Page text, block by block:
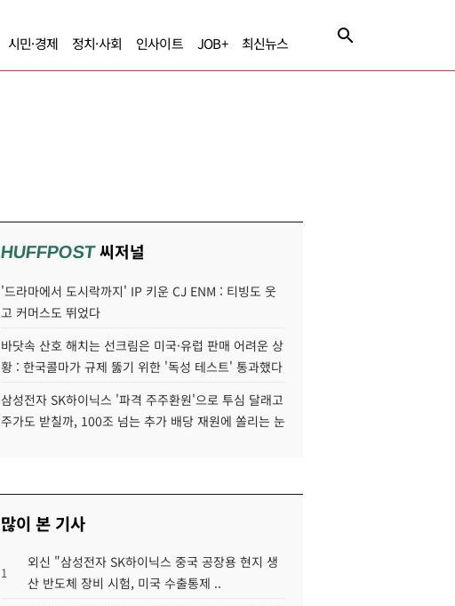
시민·경제 정치·사회 인사이트 JOB+ 최신뉴스
HUFFPOST씨저널
'드라마에서 도시락까지' IP 키운 CJ ENM : 티빙도 웃
고 커머스도 뛰었다
바닷속 산호 해치는 선크림은 미국·유럽 판매 어려운 상
황 : 한국콜마가 규제 뚫기 위한 '독성 테스트' 통과했다
삼성전자 SK하이닉스 '파격 주주환원'으로 투심 달래고
주가도 받칠까, 100조 넘는 추가 배당 재원에 쏠리는 눈
많이 본 기사
1
외신 "삼성전자 SK하이닉스 중국 공장용 현지 생
산 반도체 장비 시험, 미국 수출통제 ..